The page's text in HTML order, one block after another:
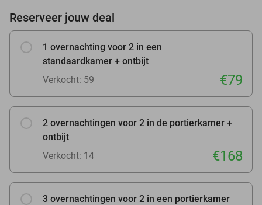
Reserveer jouw deal
1 overnachting voor 2 in een
standaardkamer + ontbijt
Verkocht: 59
€79
2 overnachtingen voor 2 in de portierkamer +
ontbijt
Verkocht: 14
€168
3 overnachtingen voor 2 in een portierkamer